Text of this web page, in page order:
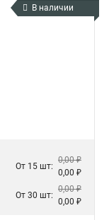
В наличии
От 15 шт:
0,00 ₽
0,00 ₽
От 30 шт:
0,00 ₽
0,00 ₽